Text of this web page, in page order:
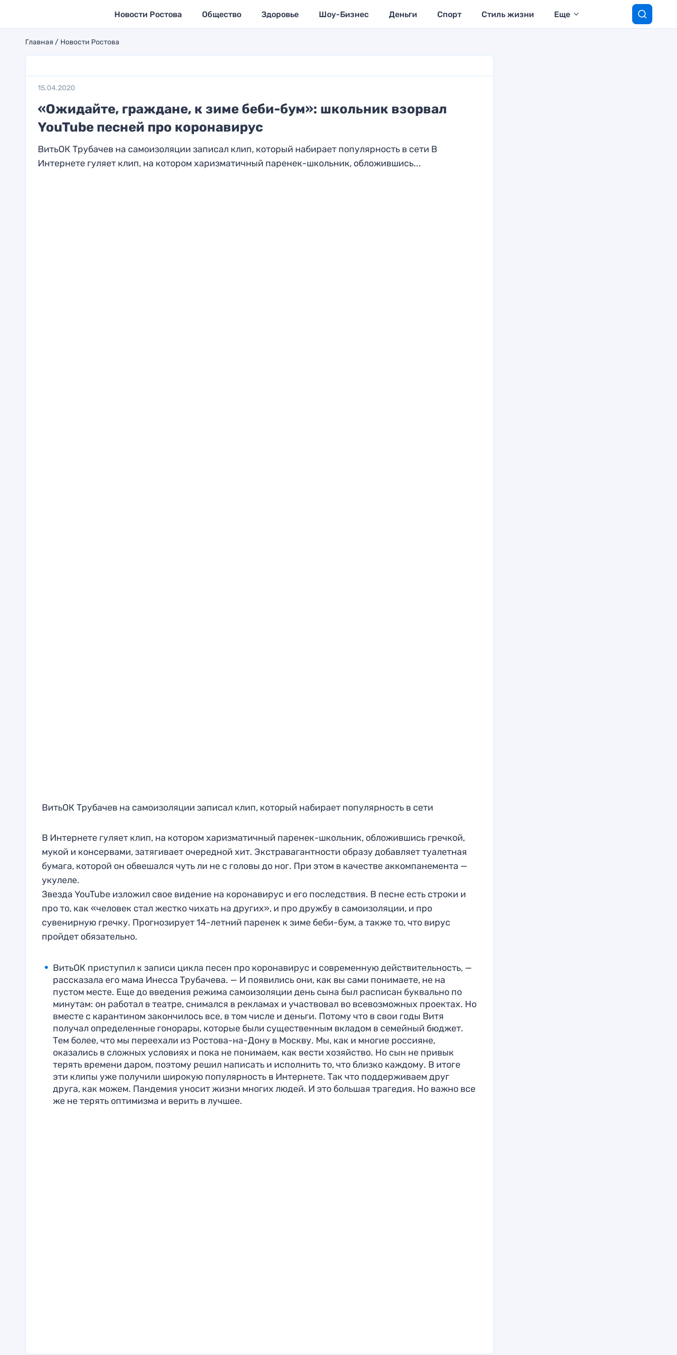
Новости Ростова Общество Здоровье Шоу-Бизнес Деньги Спорт Стиль жизни Еще
Главная Новости Ростова
15.04.2020
«Ожидайте, граждане, к зиме беби-бум»: школьник взорвал
YouTube песней про коронавирус
ВитьОК Трубачев на самоизоляции записал клип, который набирает популярность в сети В
Интернете гуляет клип, на котором харизматичный паренек-школьник, обложившись...
ВитьОК Трубачев на самоизоляции записал клип, который набирает популярность в сети
В Интернете гуляет клип, на котором харизматичный паренек-школьник, обложившись гречкой,
мукой и консервами, затягивает очередной хит. Экстравагантности образу добавляет туалетная
бумага, которой он обвешался чуть ли не с головы до ног. При этом в качестве аккомпанемента —
укулеле.
Звезда YouTube изложил свое видение на коронавирус и его последствия. В песне есть строки и
про то, как «человек стал жестко чихать на других», и про дружбу в самоизоляции, и про
сувенирную гречку. Прогнозирует 14-летний паренек к зиме беби-бум, а также то, что вирус
пройдет обязательно.
ВитьОК приступил к записи цикла песен про коронавирус и современную действительность, —
рассказала его мама Инесса Трубачева. — И появились они, как вы сами понимаете, не на
пустом месте. Еще до введения режима самоизоляции день сына был расписан буквально по
минутам: он работал в театре, снимался в рекламах и участвовал во всевозможных проектах. Но
вместе с карантином закончилось все, в том числе и деньги. Потому что в свои годы Витя
получал определенные гонорары, которые были существенным вкладом в семейный бюджет.
Тем более, что мы переехали из Ростова-на-Дону в Москву. Мы, как и многие россияне,
оказались в сложных условиях и пока не понимаем, как вести хозяйство. Но сын не привык
терять времени даром, поэтому решил написать и исполнить то, что близко каждому. В итоге
эти клипы уже получили широкую популярность в Интернете. Так что поддерживаем друг
друга, как можем. Пандемия уносит жизни многих людей. И это большая трагедия. Но важно все
же не терять оптимизма и верить в лучшее.